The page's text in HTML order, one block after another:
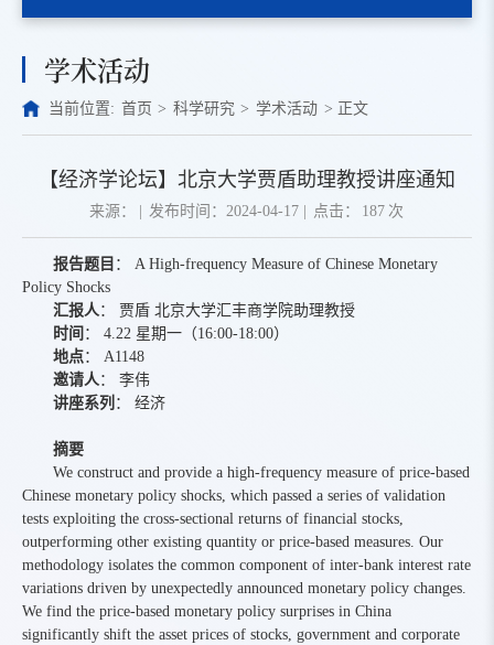
学术活动
当前位置: 首页 > 科学研究 > 学术活动 > 正文
【经济学论坛】北京大学贾盾助理教授讲座通知
来源： 发布时间：2024-04-17 点击： 187 次
报告题目 ： A High-frequency Measure of Chinese Monetary
Policy Shocks
汇报人： 贾盾 北京大学汇丰商学院助理教授
时间 ： 4.22 星期一（16:00-18:00）
地点： A1148
邀请人： 李伟
讲座系列 ： 经济
摘要
We construct and provide a high-frequency measure of price-based
Chinese monetary policy shocks, which passed a series of validation
tests exploiting the cross-sectional returns of financial stocks,
outperforming other existing quantity or price-based measures. Our
methodology isolates the common component of inter-bank interest rate
variations driven by unexpectedly announced monetary policy changes.
We find the price-based monetary policy surprises in China
significantly shift the asset prices of stocks, government and corporate